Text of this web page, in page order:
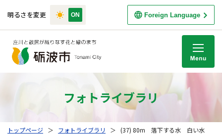
明るさを変更 Foreign Language
フォトライブラリ
トップページ ＞ フォトライブラリ ＞ (37) 80m 落下する水 白い水